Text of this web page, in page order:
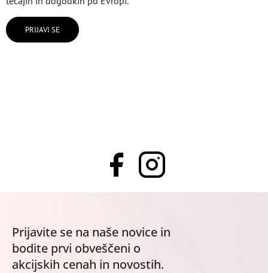
PRIJAVI SE
Prijavite se na naše novice in
bodite prvi obveščeni o
akcijskih cenah in novostih.